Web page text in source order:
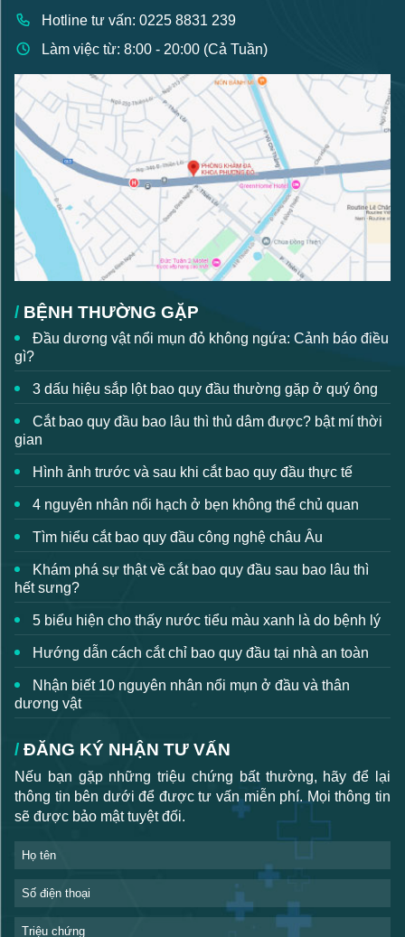
Hotline tư vấn: 0225 8831 239
Làm việc từ: 8:00 - 20:00 (Cả Tuần)
BỆNH THƯỜNG GẶP
Đầu dương vật nổi mụn đỏ không ngứa: Cảnh báo điều
gì?
3 dấu hiệu sắp lột bao quy đầu thường gặp ở quý ông
Cắt bao quy đầu bao lâu thì thủ dâm được? bật mí thời
gian
Hình ảnh trước và sau khi cắt bao quy đầu thực tế
4 nguyên nhân nổi hạch ở bẹn không thể chủ quan
Tìm hiểu cắt bao quy đầu công nghệ châu Âu
Khám phá sự thật về cắt bao quy đầu sau bao lâu thì
hết sưng?
5 biểu hiện cho thấy nước tiểu màu xanh là do bệnh lý
Hướng dẫn cách cắt chỉ bao quy đầu tại nhà an toàn
Nhận biết 10 nguyên nhân nổi mụn ở đầu và thân
dương vật
ĐĂNG KÝ NHẬN TƯ VẤN
Nếu bạn gặp những triệu chứng bất thường, hãy để lại
thông tin bên dưới để được tư vấn miễn phí. Mọi thông tin
sẽ được bảo mật tuyệt đối.